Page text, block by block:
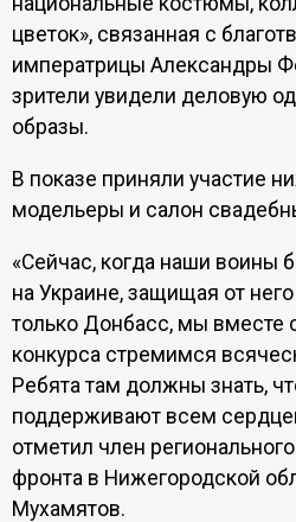
цветок», связанная с
императрицы Александры
зрители увидели деловую
образы.
В показе приняли участие
модельеры и салон
«Сейчас, когда наши воины
на Украине, защищая от
только Донбасс, мы вместе
конкурса стремимся
Ребята там должны знать,
поддерживают всем
отметил член
фронта в Нижегородской
Мухамятов.